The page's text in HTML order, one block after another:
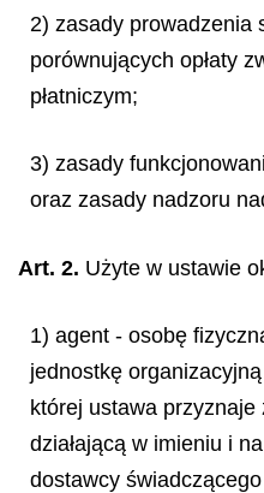
2) zasady prowadzenia
porównujących opłaty
płatniczym;
3) zasady
oraz zasady nadzoru
Art. 2. Użyte w ustawie
1) agent - osobę
jednostkę
której ustawa przyznaje
działającą w imieniu i
dostawcy świadczącego